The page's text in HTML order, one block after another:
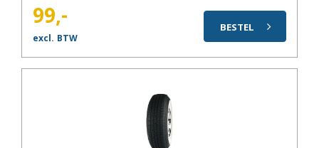
99,-
excl. BTW
BESTEL